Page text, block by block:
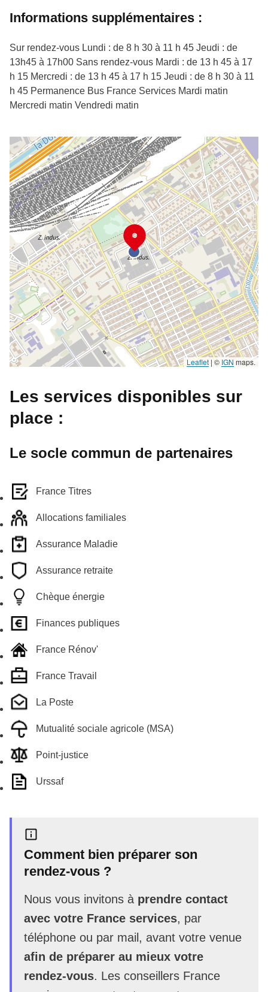
Informations supplémentaires :
Sur rendez-vous Lundi : de 8 h 30 à 11 h 45 Jeudi : de
13h45 à 17h00 Sans rendez-vous Mardi : de 13 h 45 à 17
h 15 Mercredi : de 13 h 45 à 17 h 15 Jeudi : de 8 h 30 à 11
h 45 Permanence Bus France Services Mardi matin
Mercredi matin Vendredi matin
Leaflet | © IGN maps.
Les services disponibles sur
place :
Le socle commun de partenaires
France Titres
Allocations familiales
Assurance Maladie
Assurance retraite
Chèque énergie
Finances publiques
France Rénov'
France Travail
La Poste
Mutualité sociale agricole (MSA)
Point-justice
Urssaf
Comment bien préparer son
rendez-vous ?
Nous vous invitons à prendre contact
avec votre France services, par
téléphone ou par mail, avant votre venue
afin de préparer au mieux votre
rendez-vous. Les conseillers France